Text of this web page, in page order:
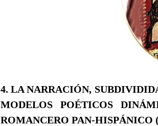
4. LA NARRACIÓN,
MODELOS POÉTICOS
ROMANCERO PAN-HISPÁNICO